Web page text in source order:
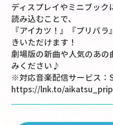
ディスプレイやミニブッ
読み込むことで、
『アイカツ！』『プリパ
きいただけます！
劇場版の新曲や人気のあ
みください♪
※対応音楽配信サービス
https://lnk.to/